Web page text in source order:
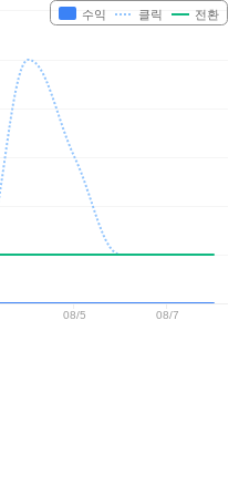
수익 클릭 전환
08/5 08/7